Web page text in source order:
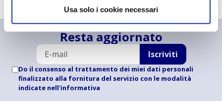
Usa solo i cookie necessari
Resta aggiornato
Iscriviti
Do il consenso al trattamento dei miei dati personali
finalizzato alla fornitura del servizio con le modalità
indicate nell'informativa